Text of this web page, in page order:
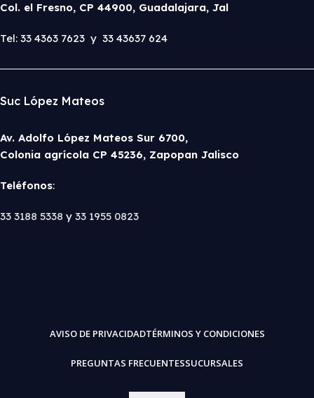
Col. el Fresno, CP 44900, Guadalajara, Jal
Tel: 33 4363 7623 y 33 43637 624
Suc López Mateos
Av. Adolfo López Mateos Sur 6700,
Colonia agrícola CP 45236, Zapopan Jalisco
Teléfonos:
33 3188 5338 y 33 1955 0823
AVISO DE PRIVACIDADTÉRMINOS Y CONDICIONES
PREGUNTAS FRECUENTESSUCURSALES